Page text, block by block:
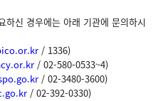
하신 경우에는 아래 기관에 문의하시
/ 1336)
/ 02-580-0533~4)
/ 02-3480-3600)
/ 02-392-0330)